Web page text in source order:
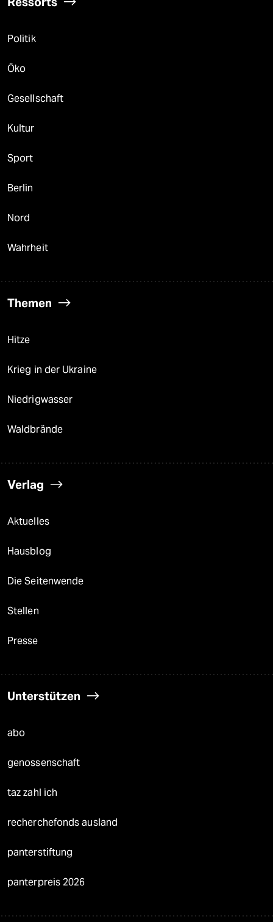
Politik
Öko
Gesellschaft
Kultur
Sport
Berlin
Nord
Wahrheit
Themen
Hitze
Krieg in der Ukraine
Niedrigwasser
Waldbrände
Verlag
Aktuelles
Hausblog
Die Seitenwende
Stellen
Presse
Unterstützen
abo
genossenschaft
taz zahl ich
recherchefonds ausland
panterstiftung
panterpreis 2026